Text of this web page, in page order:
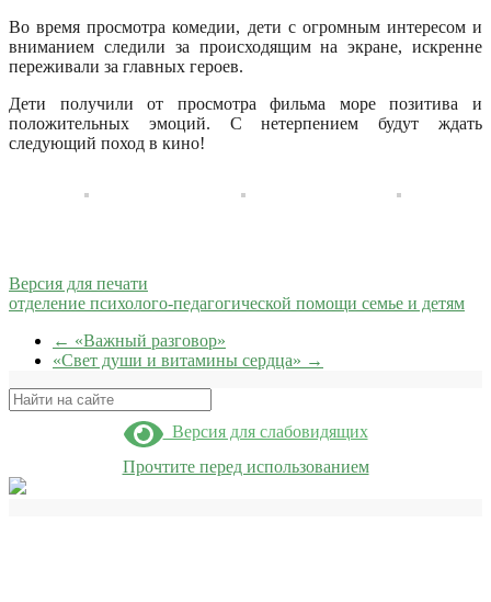
Во время просмотра комедии, дети с огромным интересом и
вниманием следили за происходящим на экране, искренне
переживали за главных героев.
Дети получили от просмотра фильма море позитива и
положительных эмоций. С нетерпением будут ждать
следующий поход в кино!
Версия для печати
отделение психолого-педагогической помощи семье и детям
← «Важный разговор»
«Свет души и витамины сердца» →
Поиск
Версия для слабовидящих
Прочтите перед использованием